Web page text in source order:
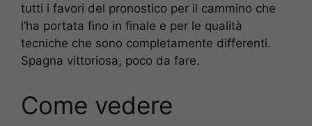
tutti i favori del pronostico per il cammino che
l’ha portata fino in finale e per le qualità
tecniche che sono completamente differenti.
Spagna vittoriosa, poco da fare.
Come vedere